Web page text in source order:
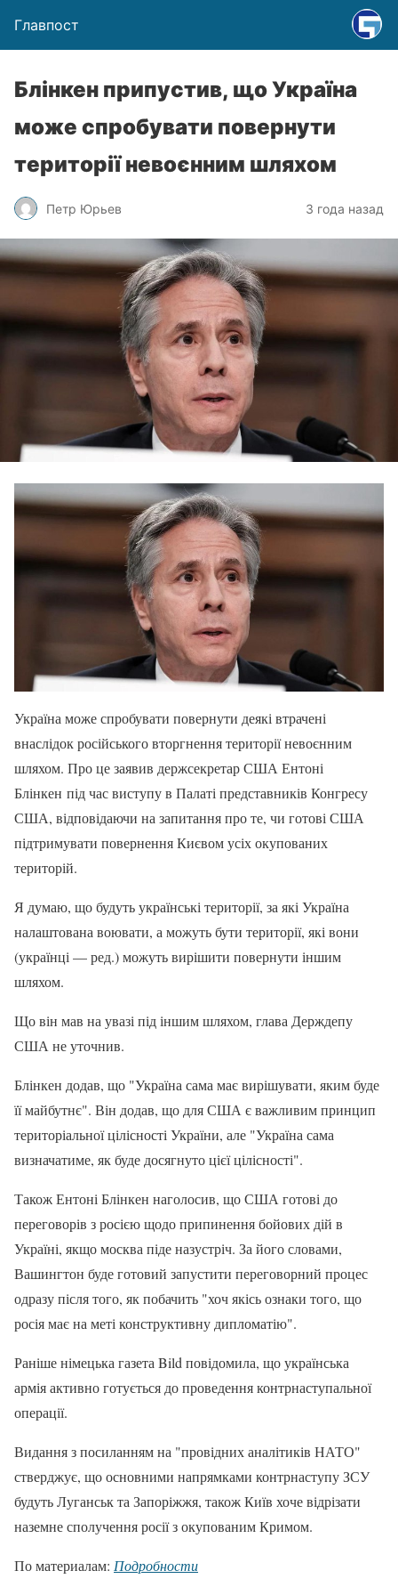
Главпост
Блінкен припустив, що Україна
може спробувати повернути
території невоєнним шляхом
Петр Юрьев 3 года назад
Україна може спробувати повернути деякі втрачені
внаслідок російського вторгнення території невоєнним
шляхом. Про це заявив держсекретар США Ентоні
Блінкен під час виступу в Палаті представників Конгресу
США, відповідаючи на запитання про те, чи готові США
підтримувати повернення Києвом усіх окупованих
територій.
Я думаю, що будуть українські території, за які Україна
налаштована воювати, а можуть бути території, які вони
(українці — ред.) можуть вирішити повернути іншим
шляхом.
Що він мав на увазі під іншим шляхом, глава Держдепу
США не уточнив.
Блінкен додав, що "Україна сама має вирішувати, яким буде
її майбутнє". Він додав, що для США є важливим принцип
територіальної цілісності України, але "Україна сама
визначатиме, як буде досягнуто цієї цілісності".
Також Ентоні Блінкен наголосив, що США готові до
переговорів з росією щодо припинення бойових дій в
Україні, якщо москва піде назустріч. За його словами,
Вашингтон буде готовий запустити переговорний процес
одразу після того, як побачить "хоч якісь ознаки того, що
росія має на меті конструктивну дипломатію".
Раніше німецька газета Bild повідомила, що українська
армія активно готується до проведення контрнаступальної
операції.
Видання з посиланням на "провідних аналітиків НАТО"
стверджує, що основними напрямками контрнаступу ЗСУ
будуть Луганськ та Запоріжжя, також Київ хоче відрізати
наземне сполучення росії з окупованим Кримом.
По материалам: Подробности